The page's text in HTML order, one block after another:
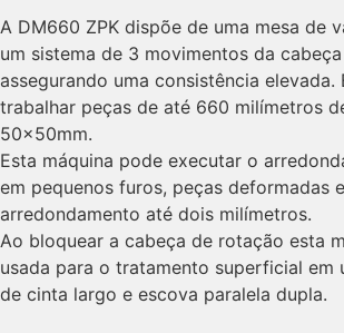
A DM660 ZPK dispõe de uma mesa de
um sistema de 3 movimentos da
assegurando uma consistência elevada.
trabalhar peças de até 660 milímetros
50x50mm.
Esta máquina pode executar o
em pequenos furos, peças deformadas
arredondamento até dois milímetros.
Ao bloquear a cabeça de rotação esta
usada para o tratamento superficial em
de cinta largo e escova paralela dupla.